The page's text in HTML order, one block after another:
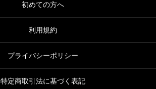
初めての方へ
利用規約
プライバシーポリシー
特定商取引法に基づく表記